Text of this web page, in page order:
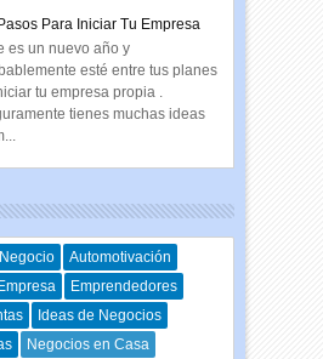
Para Iniciar Tu Empresa
es un nuevo año y
esté entre tus planes
tu empresa propia .
tienes muchas ideas
Automotivación
Emprendedores
Ideas de Negocios
Negocios en Casa